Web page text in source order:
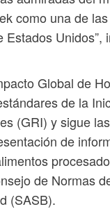
como una de
Estados Unidos”,
Global de
de la
(GRI) y sigue
de
de Normas
(SASB).